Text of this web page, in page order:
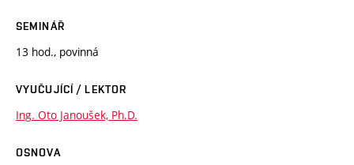
SEMINÁŘ
13 hod., povinná
VYUČUJÍCÍ / LEKTOR
Ing. Oto Janoušek, Ph.D.
OSNOVA